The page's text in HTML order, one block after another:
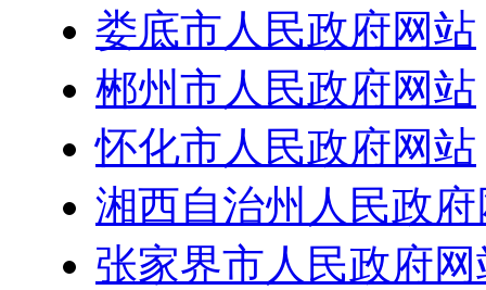
娄底市人民政府网站
郴州市人民政府网站
怀化市人民政府网站
湘西自治州人民政
张家界市人民政府网